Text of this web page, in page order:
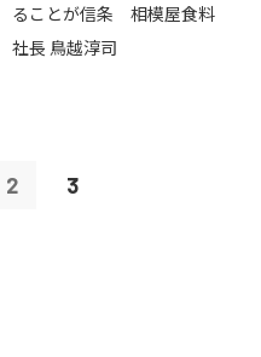
ることが信条 相模屋食料
社長 鳥越淳司
2 3